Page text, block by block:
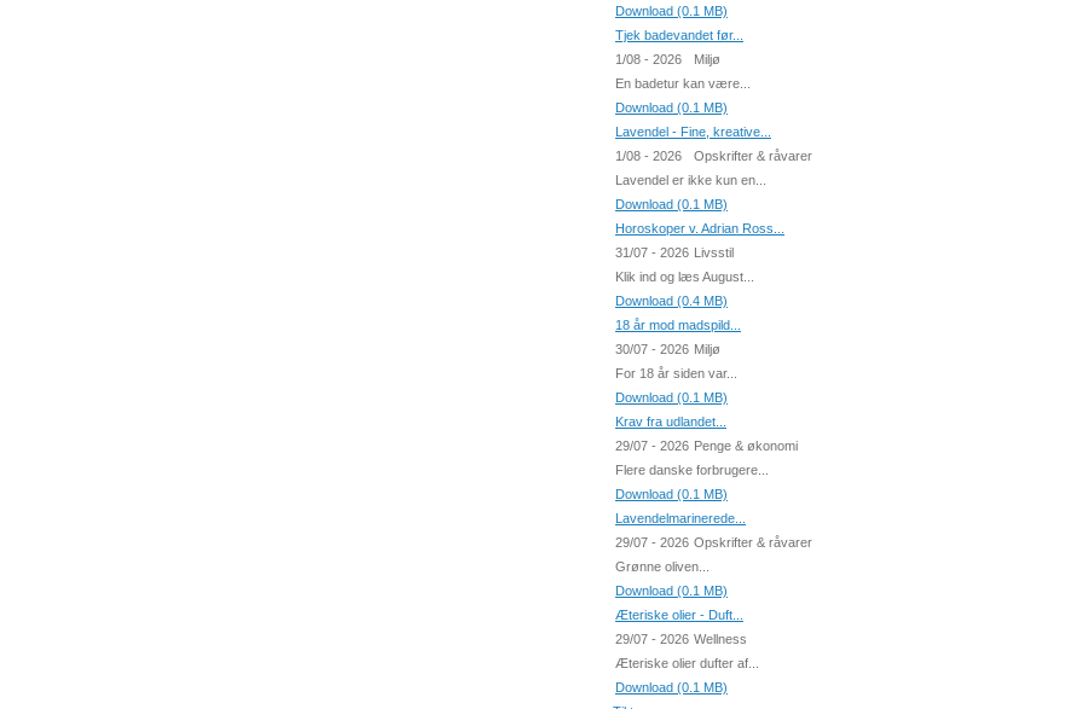
Download (0.1 MB)
Tjek badevandet før...
1/08 - 2026
Miljø
En badetur kan være...
Download (0.1 MB)
Lavendel - Fine, kreative...
1/08 - 2026
Opskrifter & råvarer
Lavendel er ikke kun en...
Download (0.1 MB)
Horoskoper v. Adrian Ross...
31/07 - 2026 Livsstil
Klik ind og læs August...
Download (0.4 MB)
18 år mod madspild...
30/07 - 2026 Miljø
For 18 år siden var...
Download (0.1 MB)
Krav fra udlandet...
29/07 - 2026 Penge & økonomi
Flere danske forbrugere...
Download (0.1 MB)
Lavendelmarinerede...
29/07 - 2026 Opskrifter & råvarer
Grønne oliven...
Download (0.1 MB)
Æteriske olier - Duft...
29/07 - 2026 Wellness
Æteriske olier dufter af...
Download (0.1 MB)